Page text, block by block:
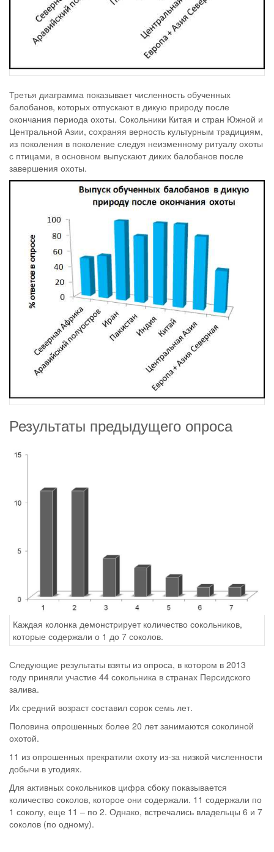
Третья диаграмма показывает численность обученных
балобанов, которых отпускают в дикую природу после
окончания периода охоты. Сокольники Китая и стран Южной и
Центральной Азии, сохраняя верность культурным традициям,
из поколения в поколение следуя неизменному ритуалу охоты
с птицами, в основном выпускают диких балобанов после
завершения охоты.
Результаты предыдущего опроса
Каждая колонка демонстрирует количество сокольников,
которые содержали о 1 до 7 соколов.
Следующие результаты взяты из опроса, в котором в 2013
году приняли участие 44 сокольника в странах Персидского
залива.
Их средний возраст составил сорок семь лет.
Половина опрошенных более 20 лет занимаются соколиной
охотой.
11 из опрошенных прекратили охоту из-за низкой численности
добычи в угодиях.
Для активных сокольников цифра сбоку показывается
количество соколов, которое они содержали. 11 содержали по
1 соколу, еще 11 – по 2. Однако, встречались владельцы 6 и 7
соколов (по одному).